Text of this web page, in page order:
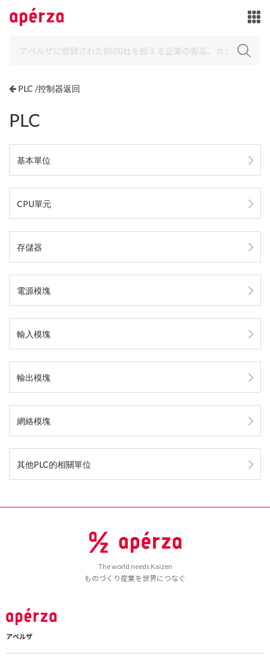
PLC /控制器返回
PLC
基本單位
CPU單元
存儲器
電源模塊
輸入模塊
輸出模塊
網絡模塊
其他PLC的相關單位
The world needs Kaizen
ものづくり産業を世界につなぐ
アペルザ